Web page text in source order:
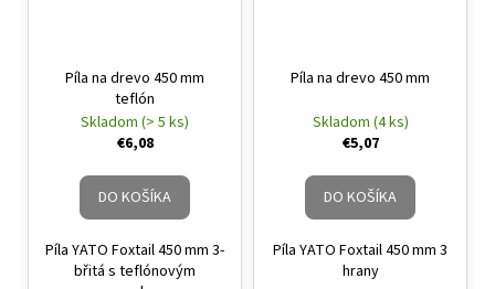
Píla na drevo 450 mm
teflón
Skladom (> 5 ks)
€6,08
DO KOŠÍKA
Píla YATO Foxtail 450 mm 3-
břitá s teflónovým
Píla na drevo 450 mm
Skladom (4 ks)
€5,07
DO KOŠÍKA
Píla YATO Foxtail 450 mm 3
hrany